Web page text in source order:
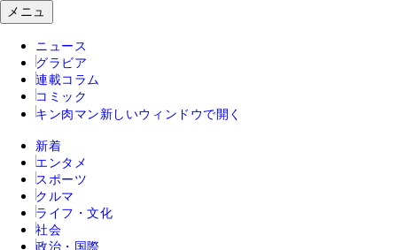
メニュ
ニュース
グラビア
連載コラム
コミック
キン肉マン 新しいウィンドウで開く
新着
エンタメ
スポーツ
クルマ
ライフ・文化
社会
政治・国際